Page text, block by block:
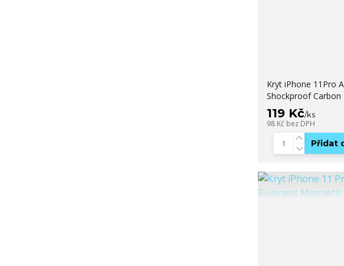
Kryt iPhone 11Pro
Shockproof Carbon
119 Kč/ks
98 Kč bez DPH
Přidat